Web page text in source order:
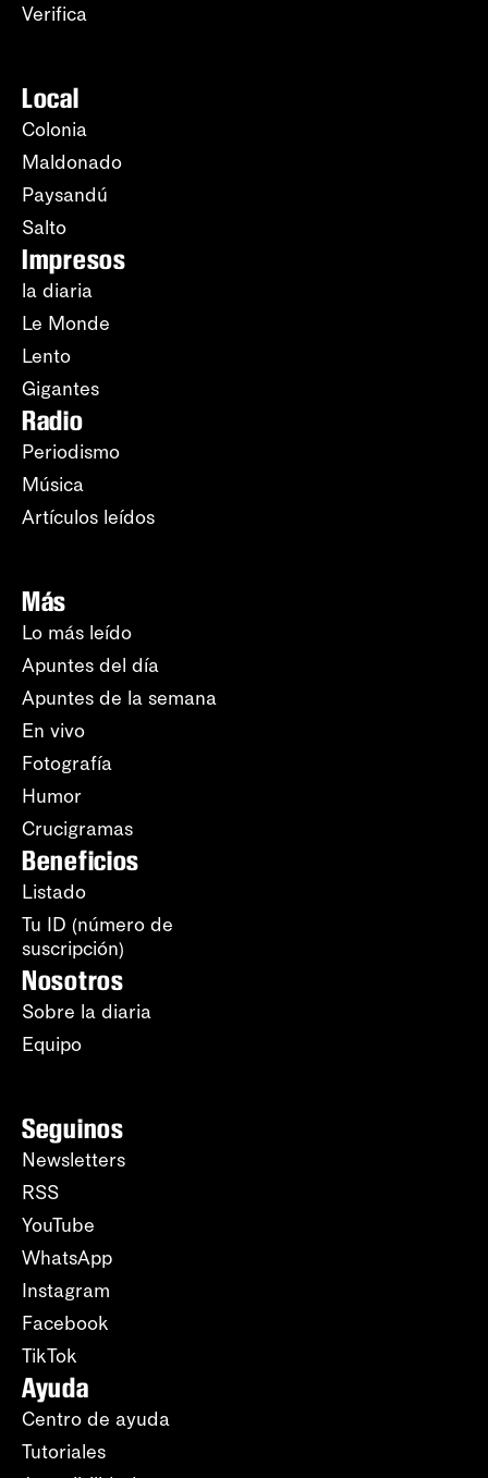
Verifica
Local
Colonia
Maldonado
Paysandú
Salto
Impresos
la diaria
Le Monde
Lento
Gigantes
Radio
Periodismo
Música
Artículos leídos
Más
Lo más leído
Apuntes del día
Apuntes de la semana
En vivo
Fotografía
Humor
Crucigramas
Beneficios
Listado
Tu ID (número de
suscripción)
Nosotros
Sobre la diaria
Equipo
Seguinos
Newsletters
RSS
YouTube
WhatsApp
Instagram
Facebook
TikTok
Ayuda
Centro de ayuda
Tutoriales